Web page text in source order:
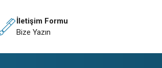
İletişim Formu
Bize Yazın